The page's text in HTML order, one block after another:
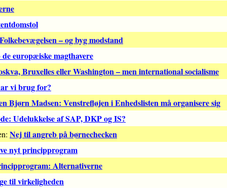
– og byg modstand
europæiske magthavere
Bruxelles eller Washington – men international socialisme
vi brug for?
Bjørn Madsen: Venstrefløjen i Enhedslisten må organisere sig
Udelukkelse af SAP, DKP og IS?
Nej til angreb på børnechecken
nyt principprogram
Alternativerne
til virkeligheden